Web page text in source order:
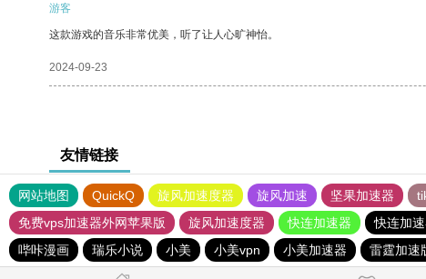
游客
这款游戏的音乐非常优美，听了让人心旷神怡。
2024-09-23
友情链接
网站地图 QuickQ 旋风加速度器 旋风加速 坚果加速器
免费vps加速器外网苹果版
旋风加速度器 快连加速器 快连加
哔咔漫画
瑞乐小说 小美 小美vpn 小美加速器 雷霆加速